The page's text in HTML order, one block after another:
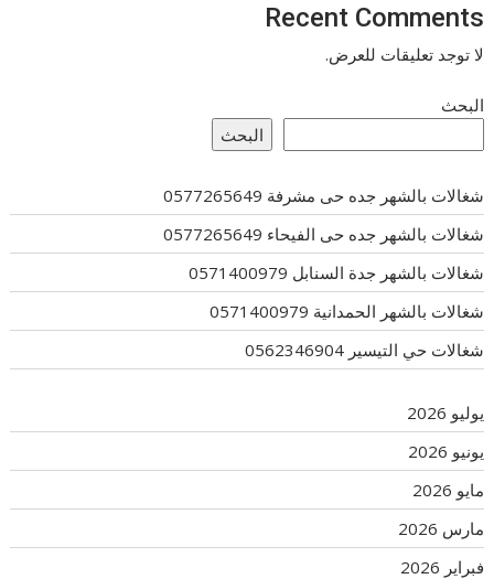
Recent Comments
لا توجد تعليقات للعرض.
البحث
البحث
شغالات بالشهر جده حى مشرفة 0577265649
شغالات بالشهر جده حى الفيحاء 0577265649
شغالات بالشهر جدة السنابل 0571400979
شغالات بالشهر الحمدانية 0571400979
شغالات حي التيسير 0562346904
يوليو 2026
يونيو 2026
مايو 2026
مارس 2026
فبراير 2026